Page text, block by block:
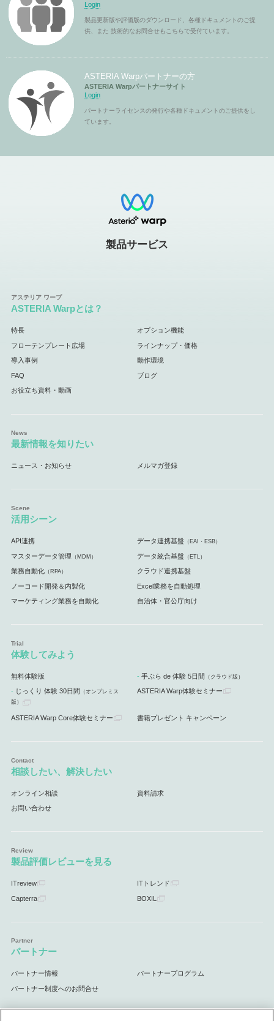
Login
製品更新版や評価版のダウンロード、各種ドキュメントのご提
供、また 技術的なお問合せもこちらで受付ています。
ASTERIA Warpパートナーの方
ASTERIA Warpパートナーサイト
Login
パートナーライセンスの発行や各種ドキュメントのご提供をし
ています。
製品サービス
ASTERIA Warpとは？
特長 オプション機能
フローテンプレート広場 ラインナップ・価格
導入事例 動作環境
FAQ ブログ
お役立ち資料・動画
最新情報を知りたい
ニュース・お知らせ メルマガ登録
活用シーン
API連携 データ連携基盤 （EAI・ESB）
マスターデータ管理 （MDM） データ統合基盤 （ETL）
業務自動化（RPA） クラウド連携基盤
ノーコード開発＆内製化 Excel業務を自動処理
マーケティング業務を自動化 自治体・官公庁向け
体験してみよう
無料体験版 手ぶら de 体験 5日間 （クラウド版）
じっくり 体験 30日間 （オンプレミス
版）
ASTERIA Warp体験セミナー
ASTERIA Warp Core体験セミナー 書籍プレゼント キャンペーン
相談したい、解決したい
オンライン相談 資料請求
お問い合わせ
製品評価レビューを見る
ITreview ITトレンド
Capterra BOXIL
パートナー
パートナー情報 パートナープログラム
パートナー制度へのお問合せ